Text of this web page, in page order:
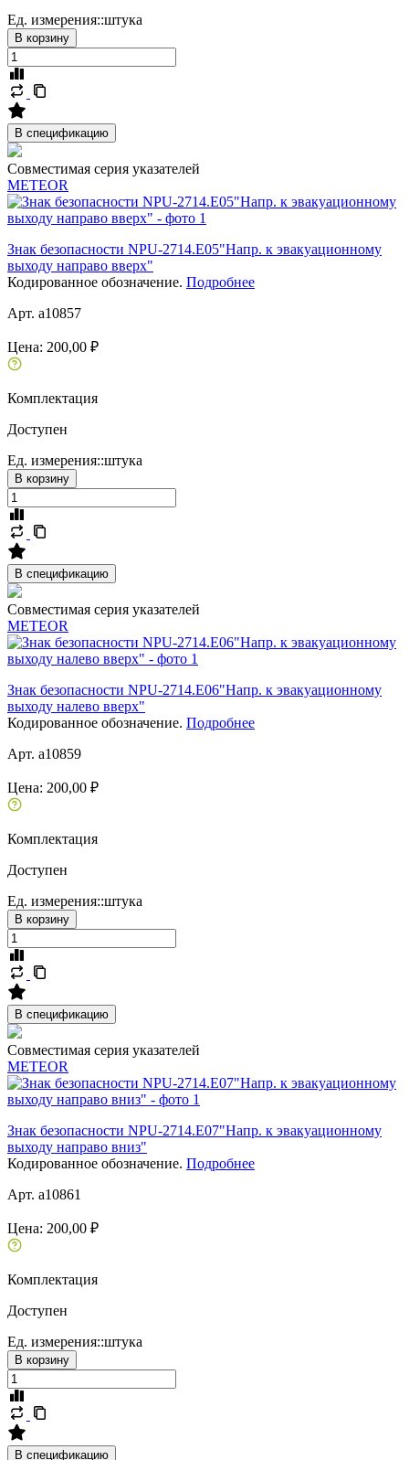
Ед. измерения::штука
В корзину
В спецификацию
Совместимая серия указателей
METEOR
Знак безопасности NPU-2714.E05"Напр. к эвакуационному
выходу направо вверх"
Кодированное обозначение. Подробнее
Арт. a10857
Цена: 200,00 ₽
Комплектация
Доступен
Ед. измерения::штука
В корзину
В спецификацию
Совместимая серия указателей
METEOR
Знак безопасности NPU-2714.E06"Напр. к эвакуационному
выходу налево вверх"
Кодированное обозначение. Подробнее
Арт. a10859
Цена: 200,00 ₽
Комплектация
Доступен
Ед. измерения::штука
В корзину
В спецификацию
Совместимая серия указателей
METEOR
Знак безопасности NPU-2714.E07"Напр. к эвакуационному
выходу направо вниз"
Кодированное обозначение. Подробнее
Арт. a10861
Цена: 200,00 ₽
Комплектация
Доступен
Ед. измерения::штука
В корзину
В спецификацию